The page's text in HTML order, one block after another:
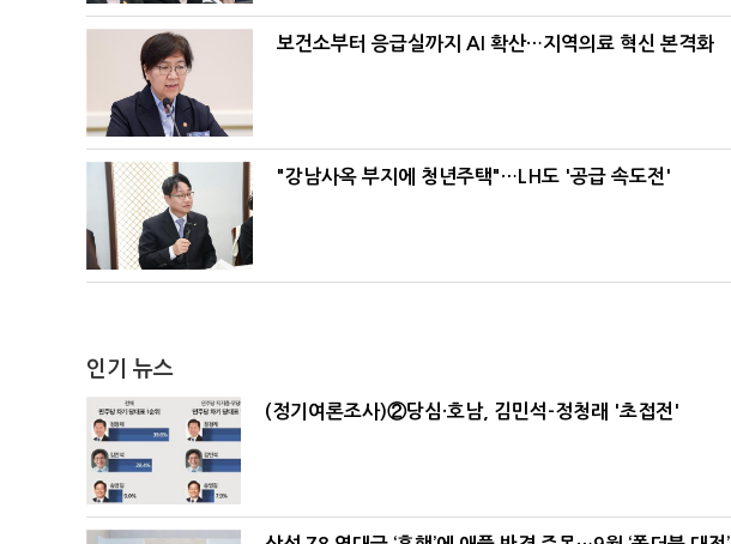
보건소부터 응급실까지 AI 확산…지역의료 혁신 본격화
"강남사옥 부지에 청년주택"…LH도 '공급 속도전'
인기 뉴스
(정기여론조사)②당심·호남, 김민석-정청래 '초접전'